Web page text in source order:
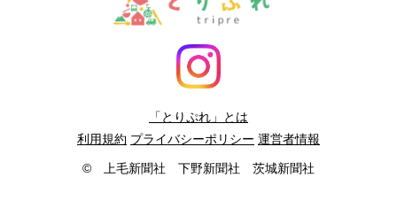
「とりぷれ」とは
利用規約 プライバシーポリシー 運営者情報
© 上毛新聞社 下野新聞社 茨城新聞社